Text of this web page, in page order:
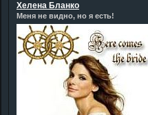
Хелена Бланко
Меня не видно, но я есть!